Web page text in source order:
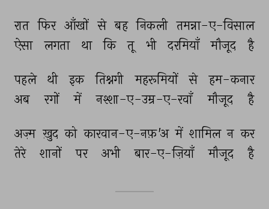
रात फिर आँखों से बह निकली तमन्ना-ए-विसाल
ऐसा
लगता था कि तू भी दरमियाँ मौजूद है
पहले थी इक तिश्नगी महरूमियों से
हम-कनार
अब
रगों में नश्शा-ए-उम्र-ए-रवाँ मौजूद है
अज़्म ख़ुद को कारवान-ए-नफ़'अ में शामिल न कर
तेरे
शानों पर अभी बार-ए-ज़ियाँ मौजूद है